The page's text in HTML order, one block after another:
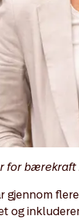
for bærekraft
gjennom
og